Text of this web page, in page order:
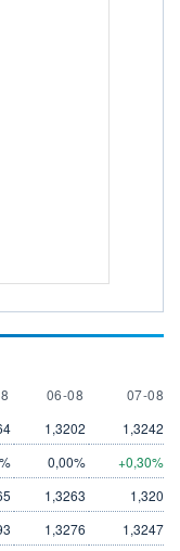
6 AUGUST
06-08 7
07-08
1,3202
1,3242
0,00%
+0,30%
1,3263
1,320
1,3276
1,3247